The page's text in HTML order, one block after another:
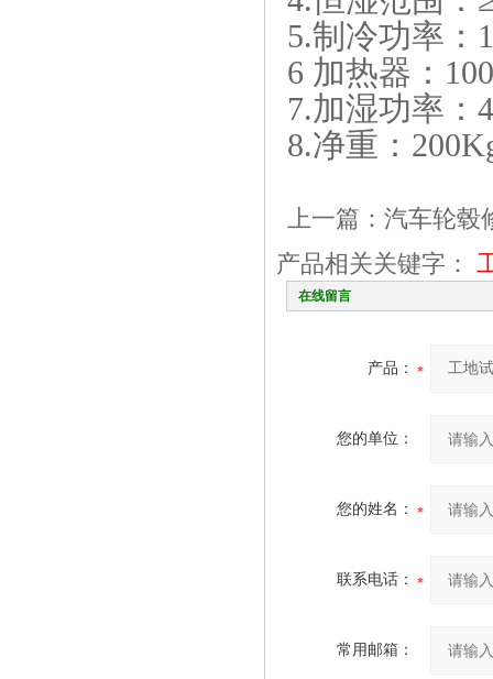
5.制冷功率：
6 加热器：
7.加湿功率：
8.净重：
上一篇： 汽车轮毂
产品相关关键字：
在线留言
产品：
您的单位：
您的姓名：
联系电话：
常用邮箱：